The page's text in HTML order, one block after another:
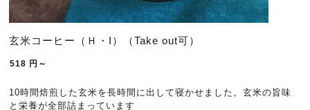
玄米コーヒー（Ｈ・I）（Take out可）
518 円～
10時間焙煎した玄米を長時間に出して寝かせました。玄米の旨味
と栄養が全部詰まっています